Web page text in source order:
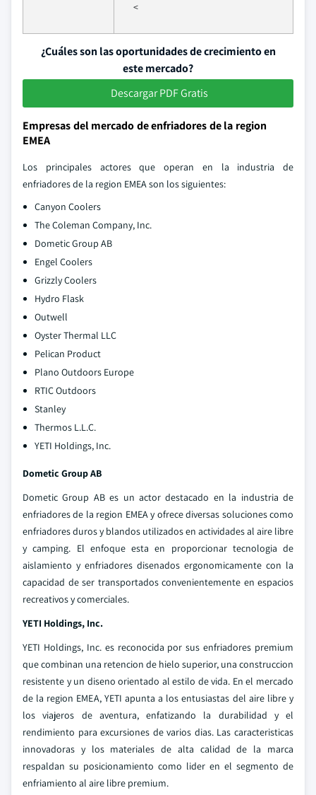
<
¿Cuáles son las oportunidades de crecimiento en
este mercado?
Descargar PDF Gratis
Empresas del mercado de enfriadores de la region
EMEA
Los principales actores que operan en la industria de
enfriadores de la region EMEA son los siguientes:
Canyon Coolers
The Coleman Company, Inc.
Dometic Group AB
Engel Coolers
Grizzly Coolers
Hydro Flask
Outwell
Oyster Thermal LLC
Pelican Product
Plano Outdoors Europe
RTIC Outdoors
Stanley
Thermos L.L.C.
YETI Holdings, Inc.
Dometic Group AB
Dometic Group AB es un actor destacado en la industria de
enfriadores de la region EMEA y ofrece diversas soluciones como
enfriadores duros y blandos utilizados en actividades al aire libre
y camping. El enfoque esta en proporcionar tecnologia de
aislamiento y enfriadores disenados ergonomicamente con la
capacidad de ser transportados convenientemente en espacios
recreativos y comerciales.
YETI Holdings, Inc.
YETI Holdings, Inc. es reconocida por sus enfriadores premium
que combinan una retencion de hielo superior, una construccion
resistente y un diseno orientado al estilo de vida. En el mercado
de la region EMEA, YETI apunta a los entusiastas del aire libre y
los viajeros de aventura, enfatizando la durabilidad y el
rendimiento para excursiones de varios dias. Las caracteristicas
innovadoras y los materiales de alta calidad de la marca
respaldan su posicionamiento como lider en el segmento de
enfriamiento al aire libre premium.